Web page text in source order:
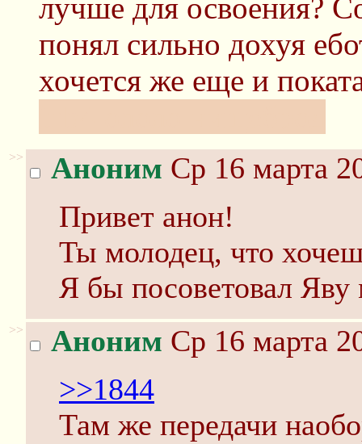
лучше для освоения?
понял сильно дохуя
хочется же еще и
>> Аноним Ср 16 марта
Привет анон!
Ты молодец, что
Я бы посоветовал Яву
>> Аноним Ср 16 марта
>>1844
Там же передачи